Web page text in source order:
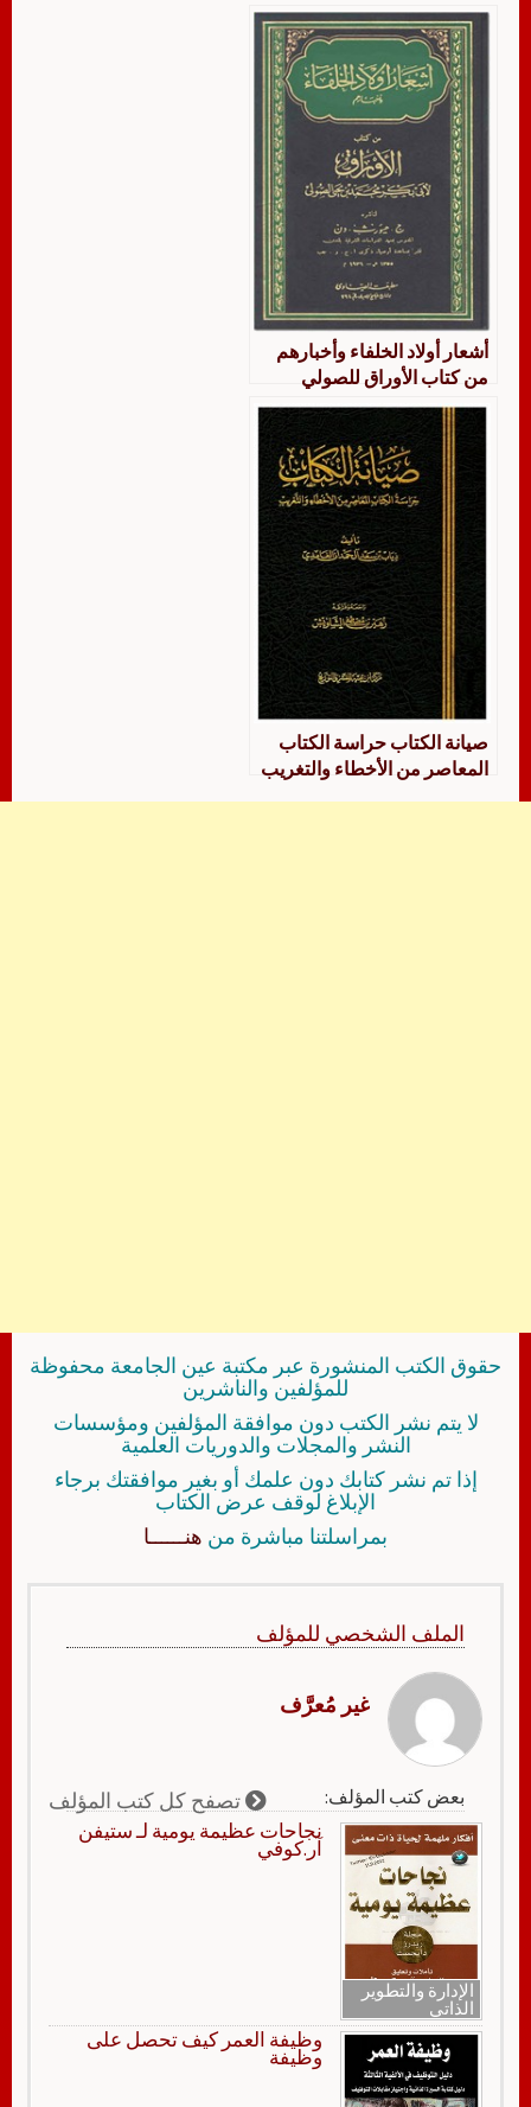
أشعار أولاد الخلفاء وأخبارهم
من كتاب الأوراق للصولي
صيانة الكتاب حراسة الكتاب
المعاصر من الأخطاء والتغريب
حقوق الكتب المنشورة عبر مكتبة عين الجامعة محفوظة
للمؤلفين والناشرين
لا يتم نشر الكتب دون موافقة المؤلفين ومؤسسات
النشر والمجلات والدوريات العلمية
إذا تم نشر كتابك دون علمك أو بغير موافقتك برجاء
الإبلاغ لوقف عرض الكتاب
بمراسلتنا مباشرة من هنــــــا
الملف الشخصي للمؤلف
غير مُعرَّف
بعض كتب المؤلف: تصفح كل كتب المؤلف
الإدارة والتطوير
الذاتي
نجاحات عظيمة يومية لـ ستيفن
آر.كوفي
وظيفة العمر كيف تحصل على
وظيفة